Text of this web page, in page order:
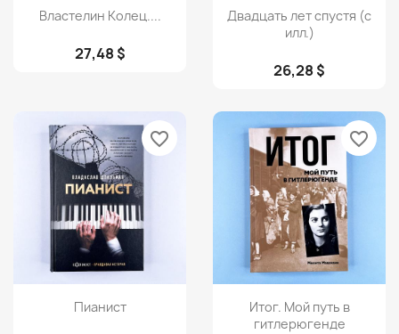
Просмотр
Властелин Колец....
27,48 $
Просмотр
Двадцать лет спустя (с
илл.)
26,28 $
Просмотр
Пианист
favorite_border
Просмотр
Итог. Мой путь в
гитлерюгенде
favorite_border